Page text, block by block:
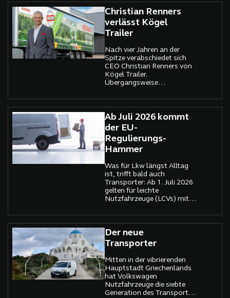
Christian Renners
verlässt Kögel
Trailer
Nach vier Jahren an der
Spitze verabschiedet sich
CEO Christian Renners von
Kögel Trailer.
Übergangsweise
Bakker und CFO Christian
Spengler seine Aufgaben.
Ab Juli 2026 kommt
der EU-
Regulierungs-
Hammer
Was für Lkw längst Alltag
ist, trifft bald auch
Transporter: Ab 1. Juli 2026
gelten für leichte
Nutzfahrzeuge (LCVs) mit
und 3,5 Tonnen, die im
grenzüberschreitenden EU-
Verkehr unterwegs sind,
dieselben komplexen
Vorschriften wie für schwere
Lkw. Damit geht der EU
Regulierungs Wahn in die
nächste Runde
Der neue
Transporter
Mitten in der vibrierenden
Hauptstadt Griechenlands
hat Volkswagen
Nutzfahrzeuge die siebte
Generation des Transporter